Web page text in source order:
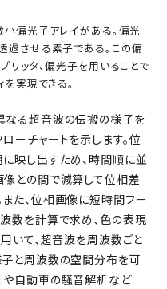
偏光子アレイがある。偏光
させる素子である。この偏
リッタ、偏光子を用いることで
実現できる。
る超音波の伝搬の様子を
ーチャートを示します。位
映し出すため、時間順に並
との間で減算して位相差
た、位相画像に短時間フー
数を計算で求め、色の表現
いて、超音波を周波数ごと
と周波数の空間分布を可
や自動車の騒音解析など